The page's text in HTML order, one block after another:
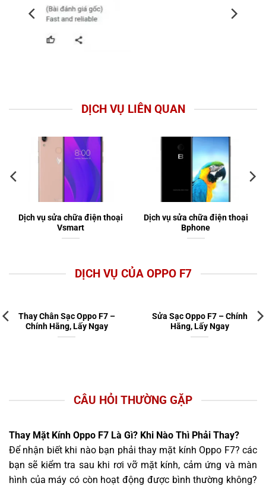
DỊCH VỤ LIÊN QUAN
Dịch vụ sửa chữa điện thoại
Vsmart
Dịch vụ sửa chữa điện thoại
Bphone
DỊCH VỤ CỦA OPPO F7
Thay Chân Sạc Oppo F7 –
Chính Hãng, Lấy Ngay
Sửa Sạc Oppo F7 – Chính
Hãng, Lấy Ngay
CÂU HỎI THƯỜNG GẶP
Thay Mặt Kính Oppo F7 Là Gì? Khi Nào Thì Phải Thay?
Để nhận biết khi nào bạn phải thay mặt kính Oppo F7? các
bạn sẽ kiểm tra sau khi rơi vỡ mặt kính, cảm ứng và màn
hình của máy có còn hoạt động được bình thường không?